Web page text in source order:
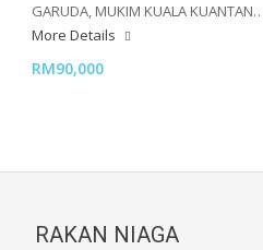
GARUDA, MUKIM KUALA
More Details
RM90,000
RAKAN NIAGA